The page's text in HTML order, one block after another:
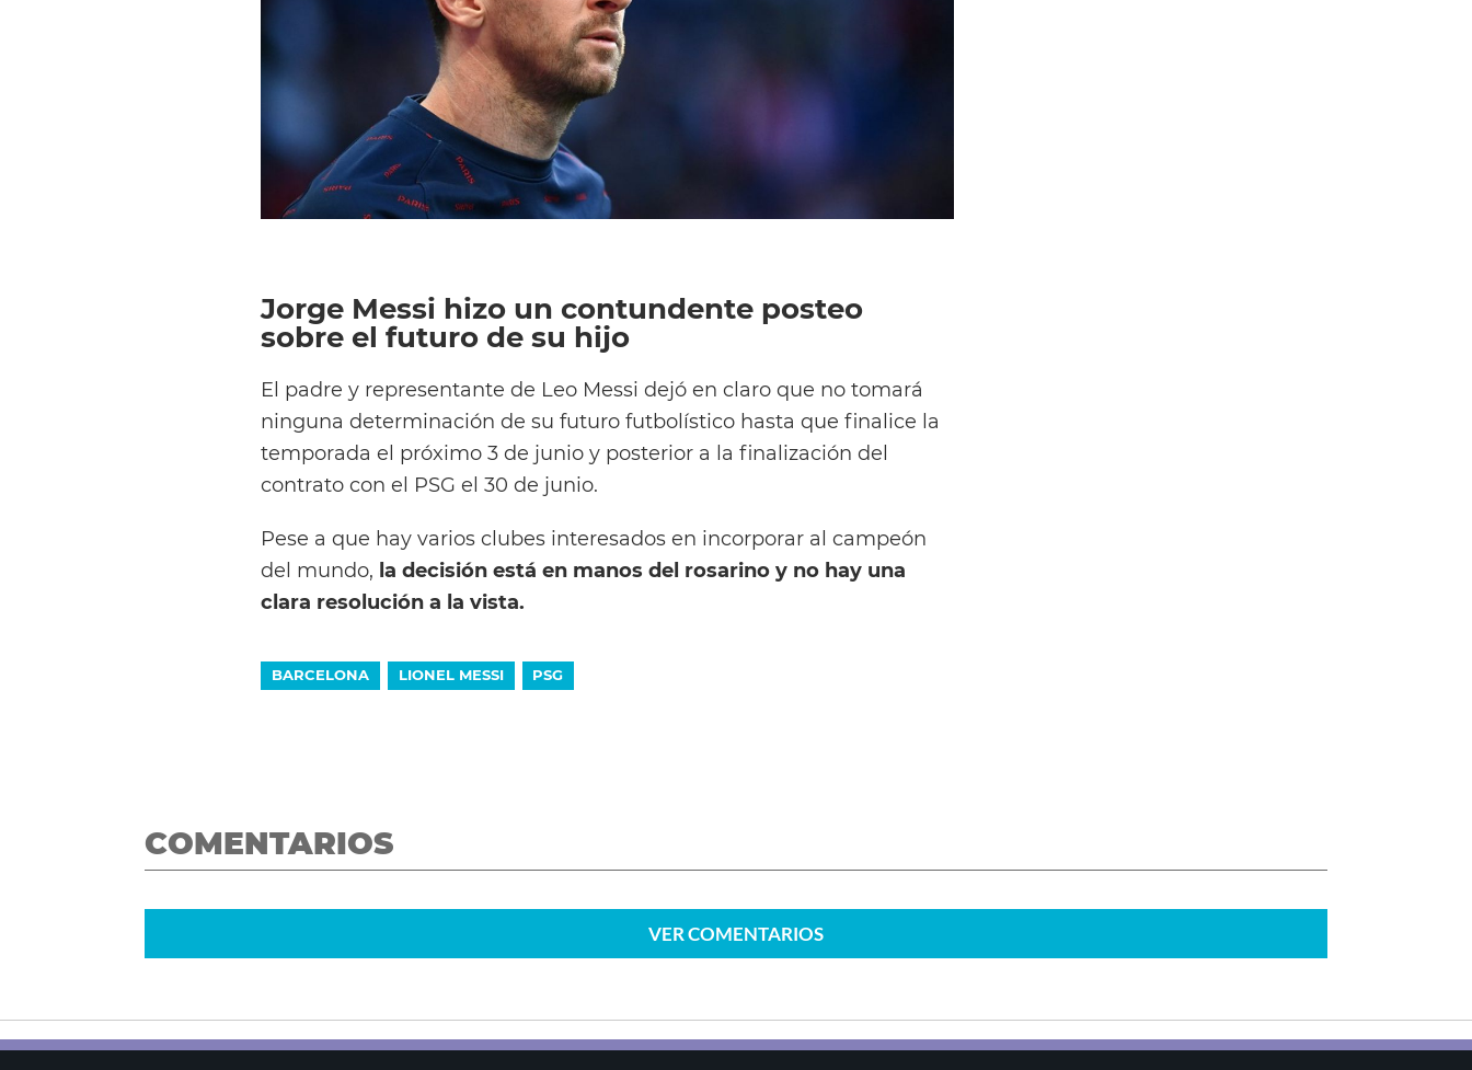
Jorge Messi hizo un contundente posteo
sobre el futuro de su hijo
El padre y representante de Leo Messi dejó en claro que no tomará
ninguna determinación de su futuro futbolístico hasta que finalice la
temporada el próximo 3 de junio y posterior a la finalización del
contrato con el PSG el 30 de junio.
Pese a que hay varios clubes interesados en incorporar al campeón
del mundo, la decisión está en manos del rosarino y no hay una
clara resolución a la vista.
BARCELONA LIONEL MESSI PSG
COMENTARIOS
VERCOMENTARIOS